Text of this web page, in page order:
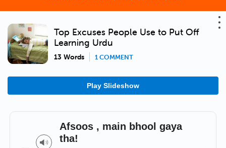
Top Excuses People Use to Put Off
Learning Urdu
13 Words 1 COMMENT
Play Slideshow
Afsoos , main bhool gaya
tha!